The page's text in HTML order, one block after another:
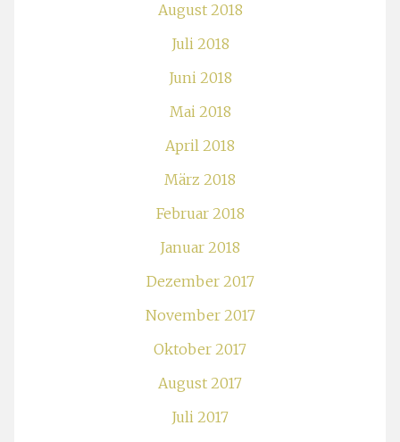
August 2018
Juli 2018
Juni 2018
Mai 2018
April 2018
März 2018
Februar 2018
Januar 2018
Dezember 2017
November 2017
Oktober 2017
August 2017
Juli 2017